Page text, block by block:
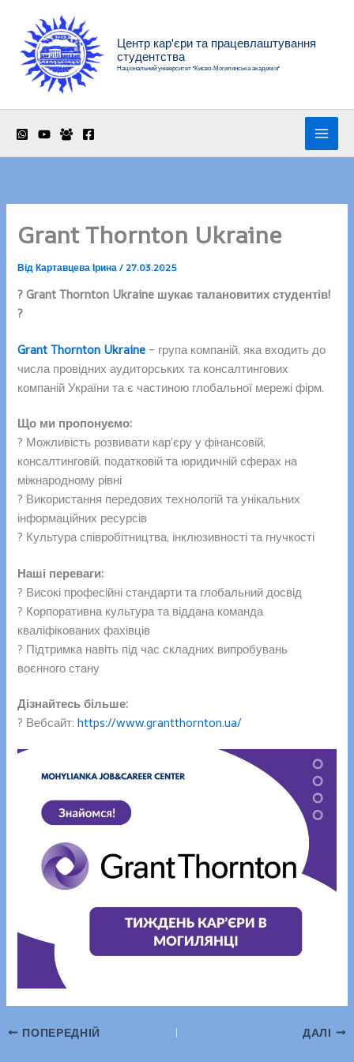
вмісту
Центр кар'єри та працевлаштування
студентства
Національний університет "Києво-Могилянська академія"
Grant Thornton Ukraine
ВідКартавцева Ірина/27.03.2025
? Grant Thornton Ukraine шукає талановитих студентів!
?
Grant Thornton Ukraine – група компаній, яка входить до
числа провідних аудиторських та консалтингових
компаній України та є частиною глобальної мережі фірм.
Що ми пропонуємо:
? Можливість розвивати кар’єру у фінансовій,
консалтинговій, податковій та юридичній сферах на
міжнародному рівні
? Використання передових технологій та унікальних
інформаційних ресурсів
? Культура співробітництва, інклюзивності та гнучкості
Наші переваги:
? Високі професійні стандарти та глобальний досвід
? Корпоративна культура та віддана команда
кваліфікованих фахівців
? Підтримка навіть під час складних випробувань
воєнного стану
Дізнайтесь більше:
? Вебсайт:https://www.grantthornton.ua/
ПОПЕРЕДНІЙ ДАЛІ